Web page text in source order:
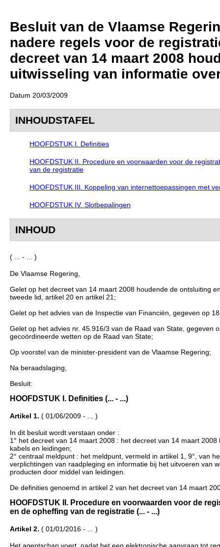
Besluit van de Vlaamse
nadere regels voor de
decreet van 14 maart 2008
uitwisseling van informatie
Datum 20/03/2009
INHOUDSTAFEL
HOOFDSTUK I. Definities
HOOFDSTUK II. Procedure en voorwaarden voor de
van de registratie
HOOFDSTUK III. Koppeling van internettoepassingen met
HOOFDSTUK IV. Slotbepalingen
INHOUD
( ... - ... )
De Vlaamse Regering,
Gelet op het decreet van 14 maart 2008 houdende de ontsluiting
tweede lid, artikel 20 en artikel 21;
Gelet op het advies van de Inspectie van Financiën, gegeven op
Gelet op het advies nr. 45.916/3 van de Raad van State, gegeven
gecoördineerde wetten op de Raad van State;
Op voorstel van de minister-president van de Vlaamse Regering;
Na beraadslaging,
Besluit:
HOOFDSTUK I. Definities (... - ...)
Artikel 1. ( 01/06/2009 - ... )
In dit besluit wordt verstaan onder :
1° het decreet van 14 maart 2008 : het decreet van 14 maart
kabels en leidingen;
2° centraal meldpunt : het meldpunt, vermeld in artikel 1, 9°, van
verplichtingen van raadpleging en informatie bij het uitvoeren van
producten door middel van leidingen.
De definities genoemd in artikel 2 van het decreet van 14 maart
HOOFDSTUK II. Procedure en voorwaarden voor de
en de opheffing van de registratie (... - ...)
Artikel 2. ( 01/01/2016 - ... )